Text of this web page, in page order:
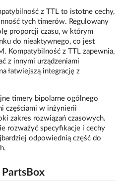
z TTL to istotne cechy,
tych timerów. Regulowany
proporcji czasu, w którym
do nieaktywnego, co jest
Kompatybilność z TTL zapewnia,
z innymi urządzeniami
łatwiejszą integrację z
timery bipolarne ogólnego
częściami w inżynierii
zakres rozwiązań czasowych.
rozważyć specyfikacje i cechy
odpowiednią część do
PartsBox